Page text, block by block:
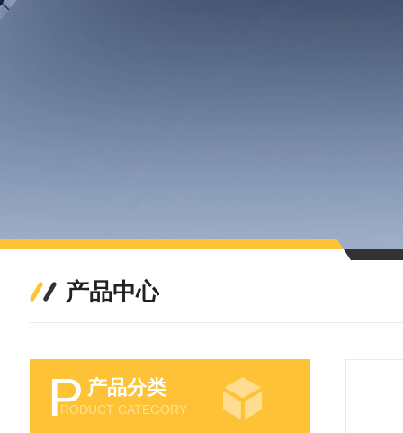
产品中心
P 产品分类
RODUCT CATEGORY